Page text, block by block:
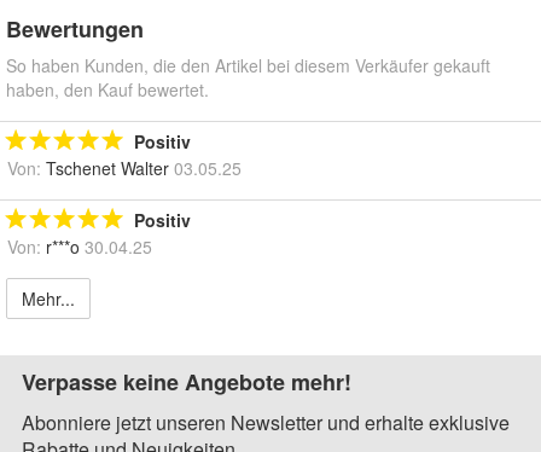
Bewertungen
So haben Kunden, die den Artikel bei diesem Verkäufer gekauft
haben, den Kauf bewertet.
Positiv
Von: Tschenet Walter 03.05.25
Positiv
Von: r***o 30.04.25
Mehr...
Verpasse keine Angebote mehr!
Abonniere jetzt unseren Newsletter und erhalte exklusive